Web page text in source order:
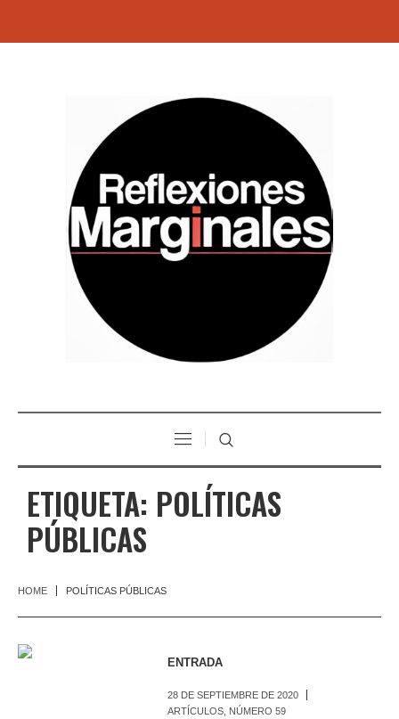
ETIQUETA: POLÍTICAS
PÚBLICAS
HOME POLÍTICAS PÚBLICAS
ENTRADA
28 DE SEPTIEMBRE DE 2020
ARTÍCULOS NÚMERO 59